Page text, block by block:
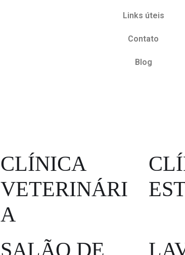
Links úteis
Contato
Blog
CLÍNICA
VETERINÁRI
A
SALÃO DE